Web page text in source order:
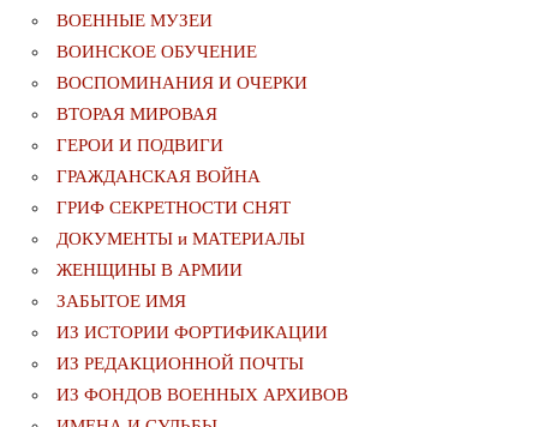
ВОЕННЫЕ МУЗЕИ
ВОИНСКОЕ ОБУЧЕНИЕ
ВОСПОМИНАНИЯ И ОЧЕРКИ
ВТОРАЯ МИРОВАЯ
ГЕРОИ И ПОДВИГИ
ГРАЖДАНСКАЯ ВОЙНА
ГРИФ СЕКРЕТНОСТИ СНЯТ
ДОКУМЕНТЫ и МАТЕРИАЛЫ
ЖЕНЩИНЫ В АРМИИ
ЗАБЫТОЕ ИМЯ
ИЗ ИСТОРИИ ФОРТИФИКАЦИИ
ИЗ РЕДАКЦИОННОЙ ПОЧТЫ
ИЗ ФОНДОВ ВОЕННЫХ АРХИВОВ